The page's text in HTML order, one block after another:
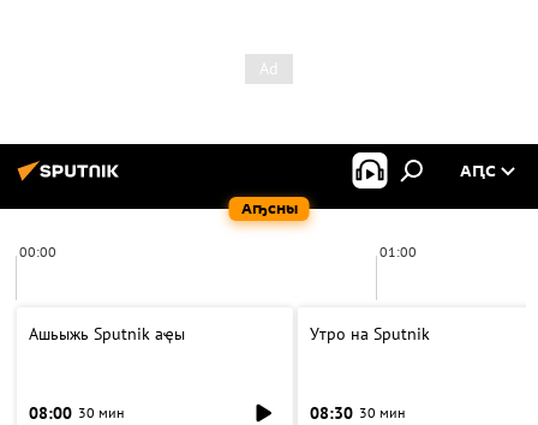
Аҧсны
АԤС
00:00 01:00
Ашьыжь Sputnik аҿы
08:00 30 мин
Утро на Sputnik
08:30 30 мин